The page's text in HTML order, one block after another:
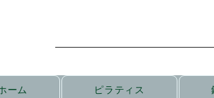
ーム ピラティス